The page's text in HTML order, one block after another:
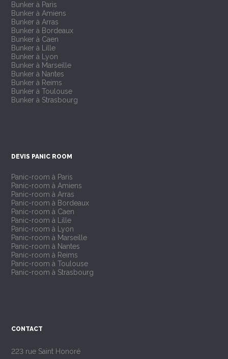
Bunker à Paris
Bunker à Amiens
Bunker à Arras
Bunker à Bordeaux
Bunker à Caen
Bunker à Lille
Bunker à Lyon
Bunker à Marseille
Bunker à Nantes
Bunker à Reims
Bunker à Toulouse
Bunker à Strasbourg
DEVIS PANIC ROOM
Panic-room à Paris
Panic-room à Amiens
Panic-room à Arras
Panic-room à Bordeaux
Panic-room à Caen
Panic-room à Lille
Panic-room à Lyon
Panic-room à Marseille
Panic-room à Nantes
Panic-room à Reims
Panic-room à Toulouse
Panic-room à Strasbourg
CONTACT
223 rue Saint Honoré